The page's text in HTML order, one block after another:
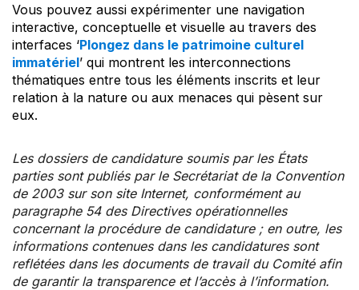
Vous pouvez aussi expérimenter une navigation
interactive, conceptuelle et visuelle au travers des
interfaces ‘Plongez dans le patrimoine culturel
immatériel’ qui montrent les interconnections
thématiques entre tous les éléments inscrits et leur
relation à la nature ou aux menaces qui pèsent sur
eux.
Les dossiers de candidature soumis par les États
parties sont publiés par le Secrétariat de la Convention
de 2003 sur son site Internet, conformément au
paragraphe 54 des Directives opérationnelles
concernant la procédure de candidature ; en outre, les
informations contenues dans les candidatures sont
reflétées dans les documents de travail du Comité afin
de garantir la transparence et l’accès à l’information.